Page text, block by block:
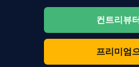
컨트리뷰
프리미엄